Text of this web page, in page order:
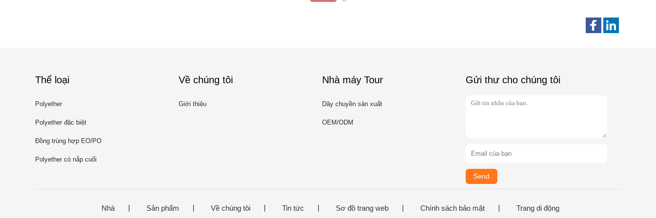
Thể loại
Polyether
Polyether đặc biệt
Đồng trùng hợp EO/PO
Polyether có nắp cuối
Về chúng tôi
Giới thiệu
Nhà máy Tour
Dây chuyền sản xuất
OEM/ODM
Gửi thư cho chúng tôi
Send
Nhà Sản phẩm Về chúng tôi Tin tức Sơ đồ trang web Chính sách bảo mật Trang di động